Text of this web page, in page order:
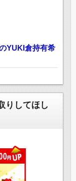
YUKI倉持有希
りしてほし